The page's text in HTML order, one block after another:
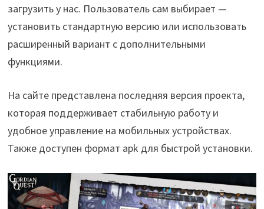
загрузить у нас. Пользователь сам выбирает —
установить стандартную версию или использовать
расширенный вариант с дополнительными
функциями.
На сайте представлена последняя версия проекта,
которая поддерживает стабильную работу и
удобное управление на мобильных устройствах.
Также доступен формат apk для быстрой установки.